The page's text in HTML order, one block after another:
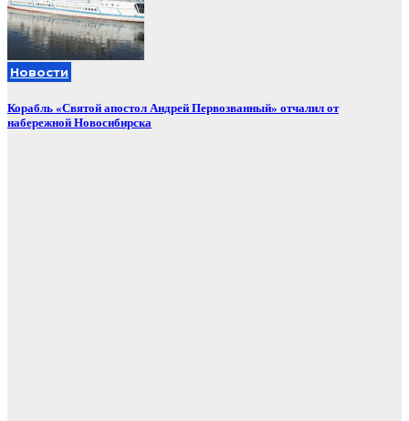
Новости
Корабль «Святой апостол Андрей Первозванный» отчалил от
набережной Новосибирска